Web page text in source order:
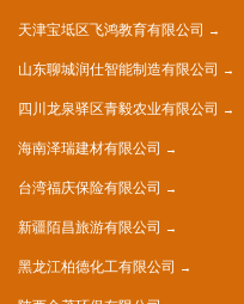
天津宝坻区飞鸿教育有限公司
山东聊城润仕智能制造有限公司
四川龙泉驿区青毅农业有限公司
海南泽瑞建材有限公司
台湾福庆保险有限公司
新疆陌昌旅游有限公司
黑龙江柏德化工有限公司